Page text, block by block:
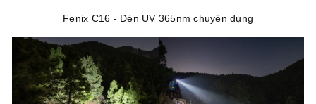
Fenix C16 - Đèn UV 365nm chuyên dụng